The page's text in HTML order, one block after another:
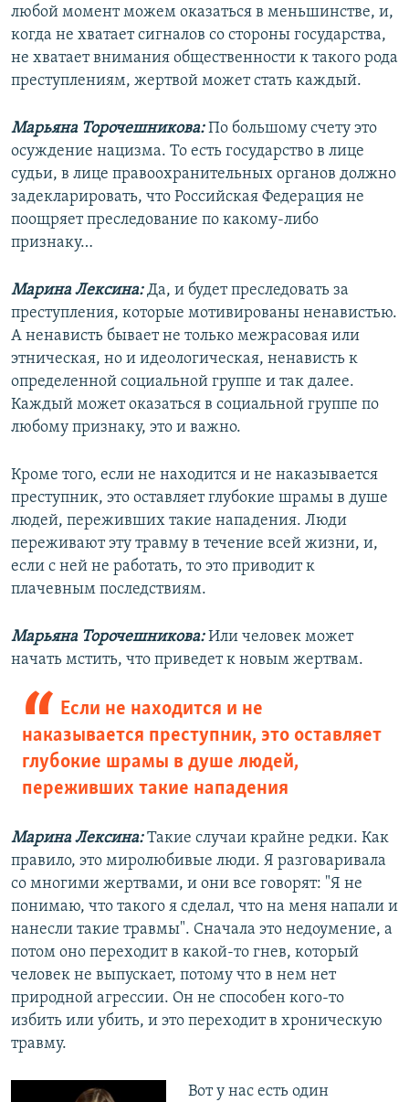
любой момент можем оказаться в меньшинстве, и,
когда не хватает сигналов со стороны государства,
не хватает внимания общественности к такого рода
преступлениям, жертвой может стать каждый.
Марьяна Торочешникова:По большому счету это
осуждение нацизма. То есть государство в лице
судьи, в лице правоохранительных органов должно
задекларировать, что Российская Федерация не
поощряет преследование по какому-либо
признаку…
Марина Лексина:Да, и будет преследовать за
преступления, которые мотивированы ненавистью.
А ненависть бывает не только межрасовая или
этническая, но и идеологическая, ненависть к
определенной социальной группе и так далее.
Каждый может оказаться в социальной группе по
любому признаку, это и важно.
Кроме того, если не находится и не наказывается
преступник, это оставляет глубокие шрамы в душе
людей, переживших такие нападения. Люди
переживают эту травму в течение всей жизни, и,
если с ней не работать, то это приводит к
плачевным последствиям.
Марьяна Торочешникова:Или человек может
начать мстить, что приведет к новым жертвам.
Если не находится и не
наказывается преступник, это оставляет
глубокие шрамы в душе людей,
переживших такие нападения
Марина Лексина:Такие случаи крайне редки. Как
правило, это миролюбивые люди. Я разговаривала
со многими жертвами, и они все говорят: "Я не
понимаю, что такого я сделал, что на меня напали и
нанесли такие травмы". Сначала это недоумение, а
потом оно переходит в какой-то гнев, который
человек не выпускает, потому что в нем нет
природной агрессии. Он не способен кого-то
избить или убить, и это переходит в хроническую
травму.
Вот у нас есть один